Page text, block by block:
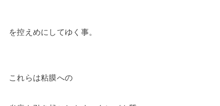
を控えめにしてゆく事。
これらは粘膜への